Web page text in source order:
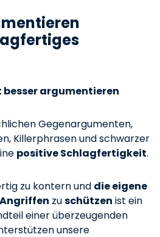
argumentieren
Gegenargumenten,
Killerphrasen und schwarzer
positive Schlagfertigkeit.
zu kontern und die eigene
zuschützen ist ein
einer überzeugenden
unsere